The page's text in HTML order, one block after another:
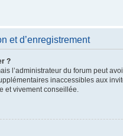
et d’enregistrement
?
l’administrateur du forum peut
inaccessibles aux
et vivement conseillée.